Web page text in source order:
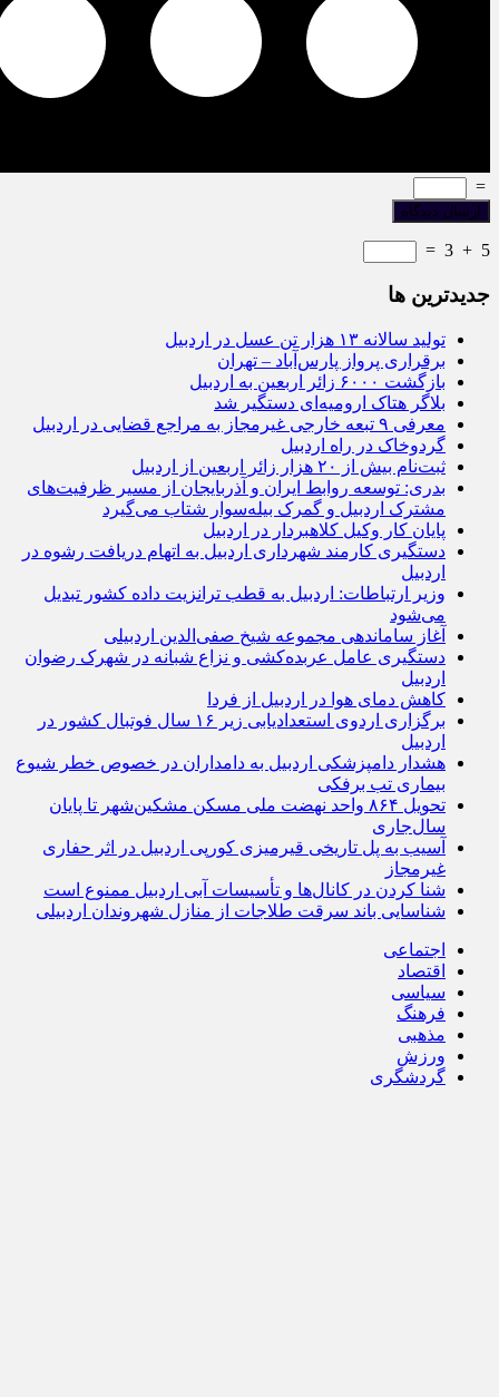
=
5
+
3
=
جديدترين ها
تولید سالانه ۱۳ هزار تن عسل در اردبیل
برقراری پرواز پارس‌آباد – تهران
بازگشت ۶۰۰۰ زائر اربعین به اردبیل
بلاگر هتاک ارومیه‌ای دستگیر شد
معرفی ۹ تبعه خارجی غیرمجاز به مراجع قضایی در اردبیل
گردوخاک در راه اردبیل
ثبت‌نام بیش از ۲۰ هزار زائر اربعین از اردبیل
بدری: توسعه روابط ایران و آذربایجان از مسیر ظرفیت‌های
مشترک اردبیل و گمرک بیله‌سوار شتاب می‌گیرد
پایان کار وکیل کلاهبردار در اردبیل
دستگیری کارمند شهرداری اردبیل به اتهام دریافت رشوه در
اردبیل
وزیر ارتباطات: اردبیل به قطب ترانزیت داده کشور تبدیل
می‌شود
آغاز ساماندهی مجموعه شیخ صفی‌الدین اردبیلی
دستگیری عامل عربده‌کشی و نزاع شبانه در شهرک رضوان
اردبیل
کاهش دمای هوا در اردبیل از فردا
برگزاری اردوی استعدادیابی زیر ۱۶ سال فوتبال کشور در
اردبیل
هشدار دامپزشکی اردبیل به دامداران در خصوص خطر شیوع
بیماری تب برفکی
تحویل ۸۶۴ واحد نهضت ملی مسکن مشکین‌شهر تا پایان
سال‌جاری
آسیب به پل تاریخی قیرمیزی کورپی اردبیل در اثر حفاری
غیرمجاز
شنا کردن در کانال‌ها و تأسیسات آبی اردبیل ممنوع است
شناسایی باند سرقت طلاجات از منازل شهروندان اردبیلی
اجتماعی
اقتصاد
سیاسی
فرهنگ
مذهبی
ورزش
گردشگری